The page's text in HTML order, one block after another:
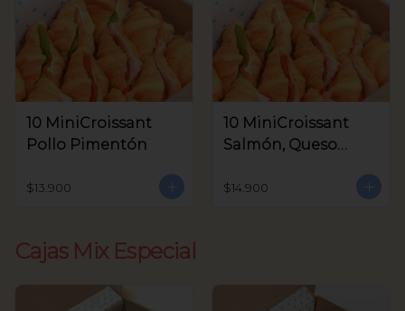
10 MiniCroissant
Pollo Pimentón
$13.900
10 MiniCroissant
Salmón, Queso
$14.900
Cajas Mix Especial